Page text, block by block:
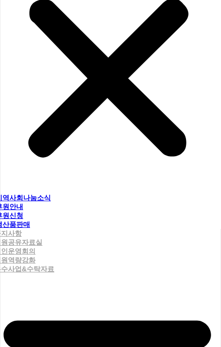
역사회나눔소식
원안내
원신청
산품판매
사항
공유자료실
운영회의
역량강화
사업&수탁자료